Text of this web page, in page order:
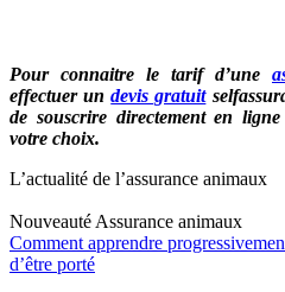
Pour connaitre le tarif d’une
effectuer undevis gratuit
de souscrire directement en
votre choix.
L’actualité de l’assurance animaux
Nouveauté Assurance animaux
Comment apprendre
d’être porté